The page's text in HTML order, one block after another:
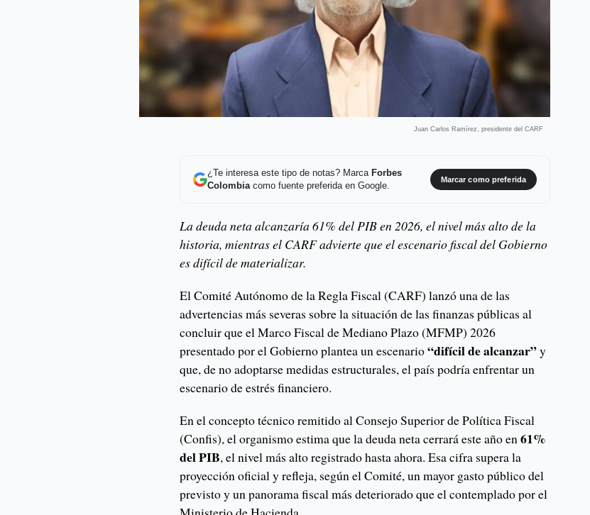
Juan Carlos Ramírez, presidente del CARF
¿Te interesa este tipo de notas? Marca Forbes
Colombiacomo fuente preferida en Google.
Marcar como preferida
La deuda neta alcanzaría 61% del PIB en 2026, el nivel más alto de la
historia, mientras el CARF advierte que el escenario fiscal del Gobierno
es difícil de materializar.
El Comité Autónomo de la Regla Fiscal (CARF) lanzó una de las
advertencias más severas sobre la situación de las finanzas públicas al
concluir que el Marco Fiscal de Mediano Plazo (MFMP) 2026
presentado por el Gobierno plantea un escenario“difícil de alcanzar”y
que, de no adoptarse medidas estructurales, el país podría enfrentar un
escenario de estrés financiero.
En el concepto técnico remitido al Consejo Superior de Política Fiscal
(Confis), el organismo estima que la deuda neta cerrará este año en61%
del PIB, el nivel más alto registrado hasta ahora. Esa cifra supera la
proyección oficial y refleja, según el Comité, un mayor gasto público del
previsto y un panorama fiscal más deteriorado que el contemplado por el